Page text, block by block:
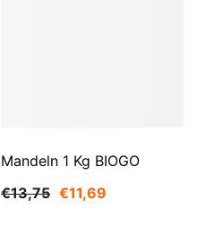
Mandeln 1 Kg BIOGO
€13,75 €11,69